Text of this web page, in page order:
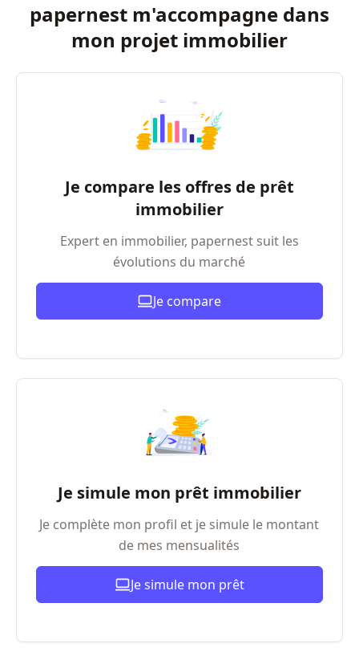
papernest m'accompagne dans
mon projet immobilier
Je compare les offres de prêt
immobilier
Expert en immobilier, papernest suit les
évolutions du marché
Je compare
Je simule mon prêt immobilier
Je complète mon profil et je simule le montant
de mes mensualités
Je simule mon prêt